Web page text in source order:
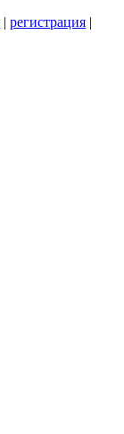
| регистрация |